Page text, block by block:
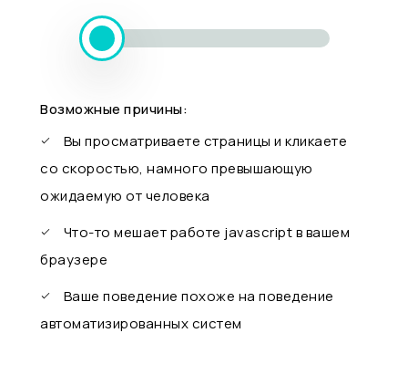
Возможные причины:
Вы просматриваете страницы и кликаете
со скоростью, намного превышающую
ожидаемую от человека
Что-то мешает работе javascript в вашем
браузере
Ваше поведение похоже на поведение
автоматизированных систем